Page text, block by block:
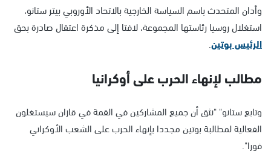
وأدان المتحدث باسم السياسة الخارجية بالاتحاد الأوروبي بيتر ستانو،
استغلال روسيا رئاستها المجموعة، لافتا إلى مذكرة اعتقال صادرة بحق
الرئيس بوتين.
مطالب لإنهاء الحرب على أوكرانيا
وتابع ستانو" "نثق أن جميع المشاركين في القمة في قازان سيستغلون
الفعالية لمطالبة بوتين مجددا بإنهاء الحرب على الشعب الأوكراني
فورا".